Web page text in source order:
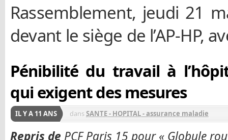
Rassemblement, jeudi 21
devant le siège de l’AP-HP,
Pénibilité du travail à
qui exigent des mesures
IL Y A 11 ANS dansSANTE - HOPITAL - assurance maladie
Repris de PCF Paris 15 pour « Globule